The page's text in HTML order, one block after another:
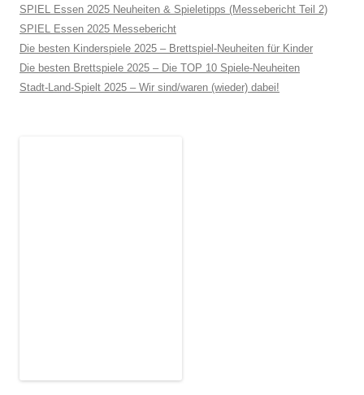
SPIEL Essen 2025 Neuheiten & Spieletipps (Messebericht Teil 2)
SPIEL Essen 2025 Messebericht
Die besten Kinderspiele 2025 – Brettspiel-Neuheiten für Kinder
Die besten Brettspiele 2025 – Die TOP 10 Spiele-Neuheiten
Stadt-Land-Spielt 2025 – Wir sind/waren (wieder) dabei!